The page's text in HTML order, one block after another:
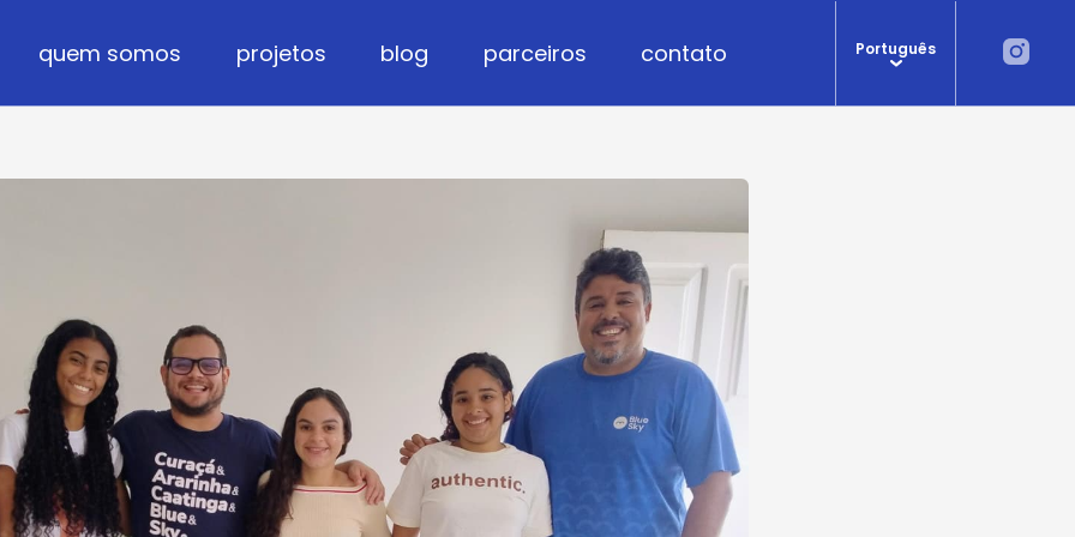
quem somos projetos blog parceiros contato Português